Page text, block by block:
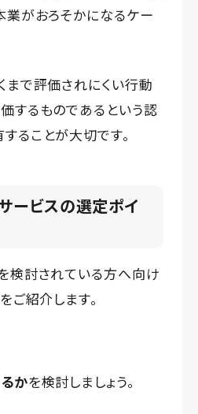
業がおろそかになるケー
まで評価されにくい行動
するものであるという認
ることが大切です。
ービスの選定ポイ
検討されている方へ向け
ご紹介します。
かを検討しましょう。